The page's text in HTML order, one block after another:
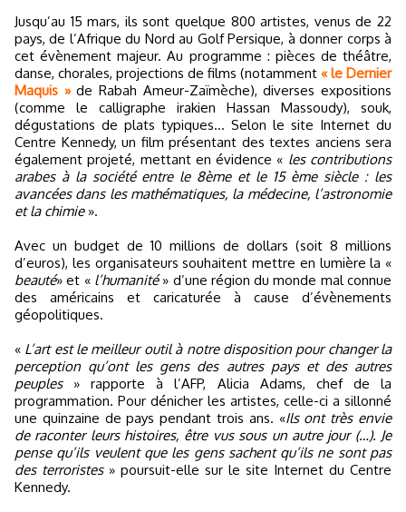
Jusqu’au 15 mars, ils sont quelque 800 artistes, venus de 22
pays, de l’Afrique du Nord au Golf Persique, à donner corps à
cet évènement majeur. Au programme : pièces de théâtre,
danse, chorales, projections de films (notamment « le Dernier
Maquis »de Rabah Ameur-Zaïmèche), diverses expositions
(comme le calligraphe irakien Hassan Massoudy), souk,
dégustations de plats typiques… Selon le site Internet du
Centre Kennedy, un film présentant des textes anciens sera
également projeté, mettant en évidence « les contributions
arabes à la société entre le 8ème et le 15 ème siècle : les
avancées dans les mathématiques, la médecine, l’astronomie
et la chimie».
Avec un budget de 10 millions de dollars (soit 8 millions
d’euros), les organisateurs souhaitent mettre en lumière la «
beauté» et « l’humanité» d’une région du monde mal connue
des américains et caricaturée à cause d’évènements
géopolitiques.
« L’art est le meilleur outil à notre disposition pour changer la
perception qu’ont les gens des autres pays et des autres
peuples» rapporte à l’AFP, Alicia Adams, chef de la
programmation. Pour dénicher les artistes, celle-ci a sillonné
une quinzaine de pays pendant trois ans. «Ils ont très envie
de raconter leurs histoires, être vus sous un autre jour (…). Je
pense qu’ils veulent que les gens sachent qu’ils ne sont pas
des terroristes» poursuit-elle sur le site Internet du Centre
Kennedy.